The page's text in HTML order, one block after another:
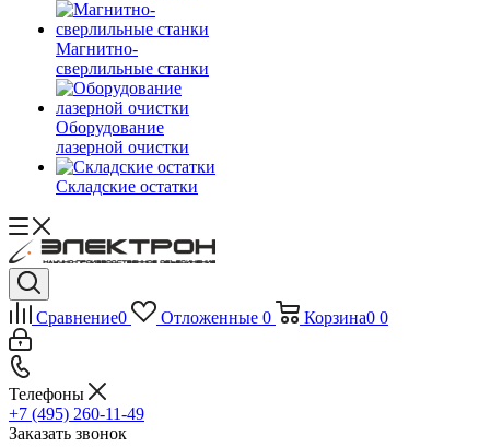
Магнитно-
сверлильные станки
Оборудование
лазерной очистки
Складские остатки
Сравнение0 Отложенные 0 Корзина0 0
Телефоны
+7 (495) 260-11-49
Заказать звонок